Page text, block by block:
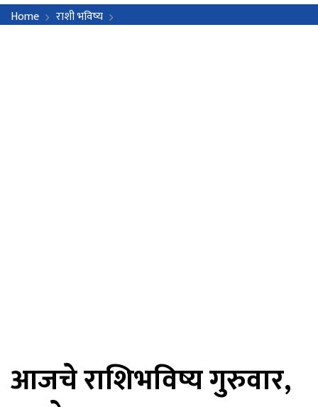
Home राशी भविष्य
आजचे राशिभविष्य गुरुवार,